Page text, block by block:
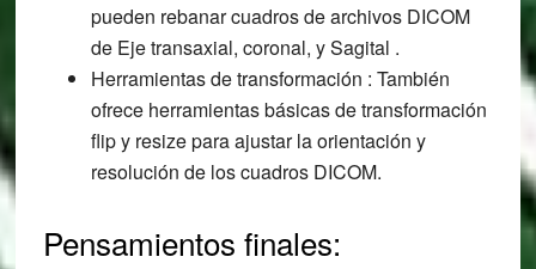
pueden rebanar cuadros de archivos DICOM
de Eje transaxial, coronal, y Sagital .
Herramientas de transformación : También
ofrece herramientas básicas de transformación
flip y resize para ajustar la orientación y
resolución de los cuadros DICOM.
Pensamientos finales: